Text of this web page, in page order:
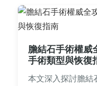
膽結石手術權威
手術類型與恢復
本文深入探討膽結